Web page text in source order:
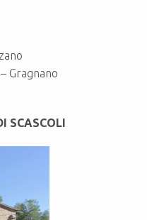
Gragnano
SCASCOLI